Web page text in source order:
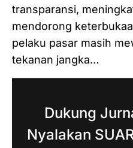
transparansi,
mendorong
pelaku pasar masih
tekanan jangka…
Dukung
Nyalakan